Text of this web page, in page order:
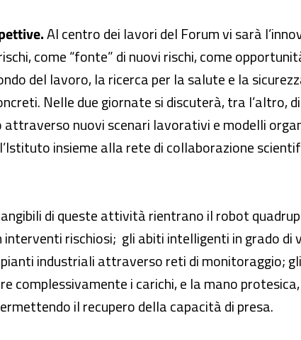
Al centro dei lavori del Forum vi sarà
come “fonte” di nuovi rischi, come
del lavoro, la ricerca per la salute e la
Nelle due giornate si discuterà, tra l’altro,
nuovi scenari lavorativi e modelli
insieme alla rete di collaborazione
di queste attività rientrano il robot
rischiosi; gli abiti intelligenti in grado
industriali attraverso reti di monitoraggio;
complessivamente i carichi, e la mano
il recupero della capacità di presa.